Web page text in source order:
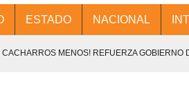
ESTADO NACIONAL
CACHARROS MENOS! REFUERZA GOBIERNO